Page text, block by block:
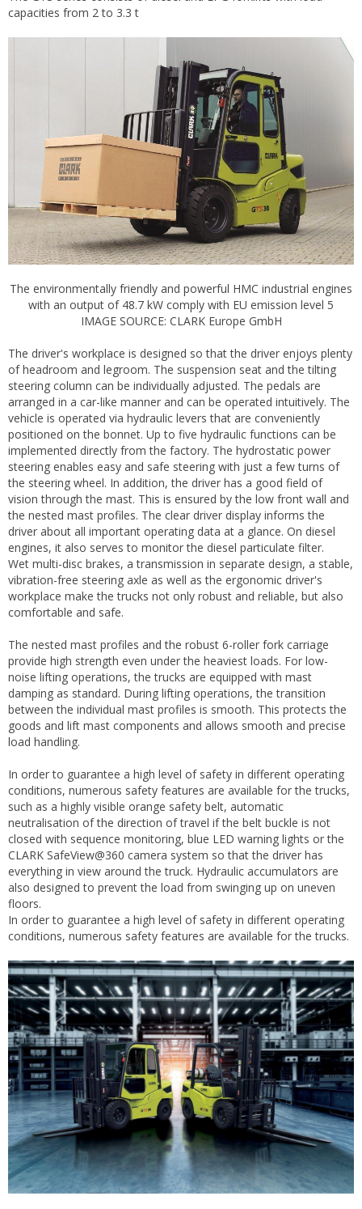
capacities from 2 to 3.3 t
The environmentally friendly and powerful HMC industrial engines
with an output of 48.7 kW comply with EU emission level 5
IMAGE SOURCE: CLARK Europe GmbH
The driver's workplace is designed so that the driver enjoys plenty
of headroom and legroom. The suspension seat and the tilting
steering column can be individually adjusted. The pedals are
arranged in a car-like manner and can be operated intuitively. The
vehicle is operated via hydraulic levers that are conveniently
positioned on the bonnet. Up to five hydraulic functions can be
implemented directly from the factory. The hydrostatic power
steering enables easy and safe steering with just a few turns of
the steering wheel. In addition, the driver has a good field of
vision through the mast. This is ensured by the low front wall and
the nested mast profiles. The clear driver display informs the
driver about all important operating data at a glance. On diesel
engines, it also serves to monitor the diesel particulate filter.
Wet multi-disc brakes, a transmission in separate design, a stable,
vibration-free steering axle as well as the ergonomic driver's
workplace make the trucks not only robust and reliable, but also
comfortable and safe.
The nested mast profiles and the robust 6-roller fork carriage
provide high strength even under the heaviest loads. For low-
noise lifting operations, the trucks are equipped with mast
damping as standard. During lifting operations, the transition
between the individual mast profiles is smooth. This protects the
goods and lift mast components and allows smooth and precise
load handling.
In order to guarantee a high level of safety in different operating
conditions, numerous safety features are available for the trucks,
such as a highly visible orange safety belt, automatic
neutralisation of the direction of travel if the belt buckle is not
closed with sequence monitoring, blue LED warning lights or the
CLARK SafeView@360 camera system so that the driver has
everything in view around the truck. Hydraulic accumulators are
also designed to prevent the load from swinging up on uneven
floors.
In order to guarantee a high level of safety in different operating
conditions, numerous safety features are available for the trucks.